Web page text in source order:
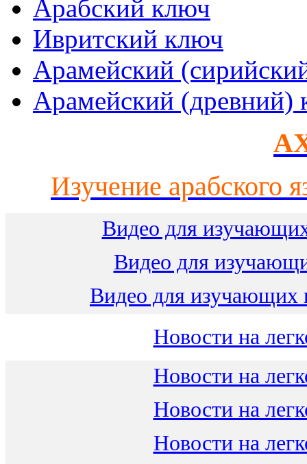
Арабский ключ
Ивритский ключ
Арамейский
Арамейский (древний)
Изучение арабского
Видео для
Видео для
Видео для изучающих
Новости на
Новости на
Новости на
Новости на